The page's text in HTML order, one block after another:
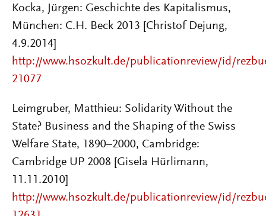
Kocka, Jürgen: Geschichte des Kapitalismus,
München: C.H. Beck 2013 [Christof Dejung,
4.9.2014]
http://www.hsozkult.de/publicationreview/id/
21077
Leimgruber, Matthieu: Solidarity Without the
State? Business and the Shaping of the Swiss
Welfare State, 1890–2000, Cambridge:
Cambridge UP 2008 [Gisela Hürlimann,
11.11.2010]
http://www.hsozkult.de/publicationreview/id/